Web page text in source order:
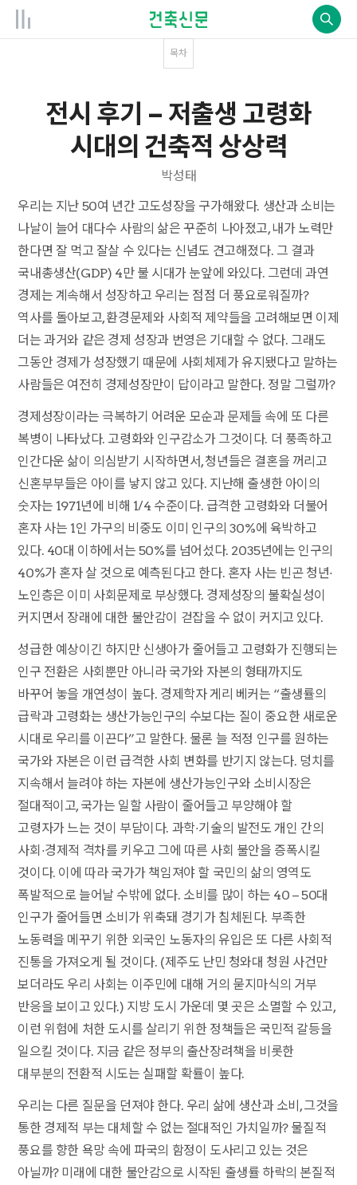
목차
전시 후기 – 저출생 고령화
시대의 건축적 상상력
박성태
우리는 지난 50여 년간 고도성장을 구가해왔다. 생산과 소비는
나날이 늘어 대다수 사람의 삶은 꾸준히 나아졌고, 내가 노력만
한다면 잘 먹고 잘살 수 있다는 신념도 견고해졌다. 그 결과
국내총생산(GDP) 4만 불 시대가 눈앞에 와있다. 그런데 과연
경제는 계속해서 성장하고 우리는 점점 더 풍요로워질까?
역사를 돌아보고, 환경문제와 사회적 제약들을 고려해보면 이제
더는 과거와 같은 경제 성장과 번영은 기대할 수 없다. 그래도
그동안 경제가 성장했기 때문에 사회체제가 유지됐다고 말하는
사람들은 여전히 경제성장만이 답이라고 말한다. 정말 그럴까?
경제성장이라는 극복하기 어려운 모순과 문제들 속에 또 다른
복병이 나타났다. 고령화와 인구감소가 그것이다. 더 풍족하고
인간다운 삶이 의심받기 시작하면서, 청년들은 결혼을 꺼리고
신혼부부들은 아이를 낳지 않고 있다. 지난해 출생한 아이의
숫자는 1971년에 비해 1/4 수준이다. 급격한 고령화와 더불어
혼자 사는 1인 가구의 비중도 이미 인구의 30%에 육박하고
있다. 40대 이하에서는 50%를 넘어섰다. 2035년에는 인구의
40%가 혼자 살 것으로 예측된다고 한다. 혼자 사는 빈곤 청년·
노인층은 이미 사회문제로 부상했다. 경제성장의 불확실성이
커지면서 장래에 대한 불안감이 걷잡을 수 없이 커지고 있다.
성급한 예상이긴 하지만 신생아가 줄어들고 고령화가 진행되는
인구 전환은 사회뿐만 아니라 국가와 자본의 형태까지도
바꾸어 놓을 개연성이 높다. 경제학자 게리 베커는 “출생률의
급락과 고령화는 생산가능인구의 수보다는 질이 중요한 새로운
시대로 우리를 이끈다”고 말한다. 물론 늘 적정 인구를 원하는
국가와 자본은 이런 급격한 사회 변화를 반기지 않는다. 덩치를
지속해서 늘려야 하는 자본에 생산가능인구와 소비시장은
절대적이고, 국가는 일할 사람이 줄어들고 부양해야 할
고령자가 느는 것이 부담이다. 과학·기술의 발전도 개인 간의
사회·경제적 격차를 키우고 그에 따른 사회 불안을 증폭시킬
것이다. 이에 따라 국가가 책임져야 할 국민의 삶의 영역도
폭발적으로 늘어날 수밖에 없다. 소비를 많이 하는 40 – 50대
인구가 줄어들면 소비가 위축돼 경기가 침체된다. 부족한
노동력을 메꾸기 위한 외국인 노동자의 유입은 또 다른 사회적
진통을 가져오게 될 것이다. (제주도 난민 청와대 청원 사건만
보더라도 우리 사회는 이주민에 대해 거의 묻지마식의 거부
반응을 보이고 있다.) 지방 도시 가운데 몇 곳은 소멸할 수 있고,
이런 위험에 처한 도시를 살리기 위한 정책들은 국민적 갈등을
일으킬 것이다. 지금 같은 정부의 출산장려책을 비롯한
대부분의 전환적 시도는 실패할 확률이 높다.
우리는 다른 질문을 던져야 한다. 우리 삶에 생산과 소비, 그것을
통한 경제적 부는 대체할 수 없는 절대적인 가치일까? 물질적
풍요를 향한 욕망 속에 파국의 함정이 도사리고 있는 것은
아닐까? 미래에 대한 불안감으로 시작된 출생률 하락의 본질적